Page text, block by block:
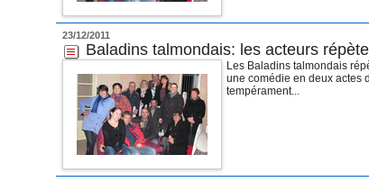
23/12/2011
Baladins talmondais: les acteurs
Les Baladins talmondais
une comédie en deux actes
tempérament...